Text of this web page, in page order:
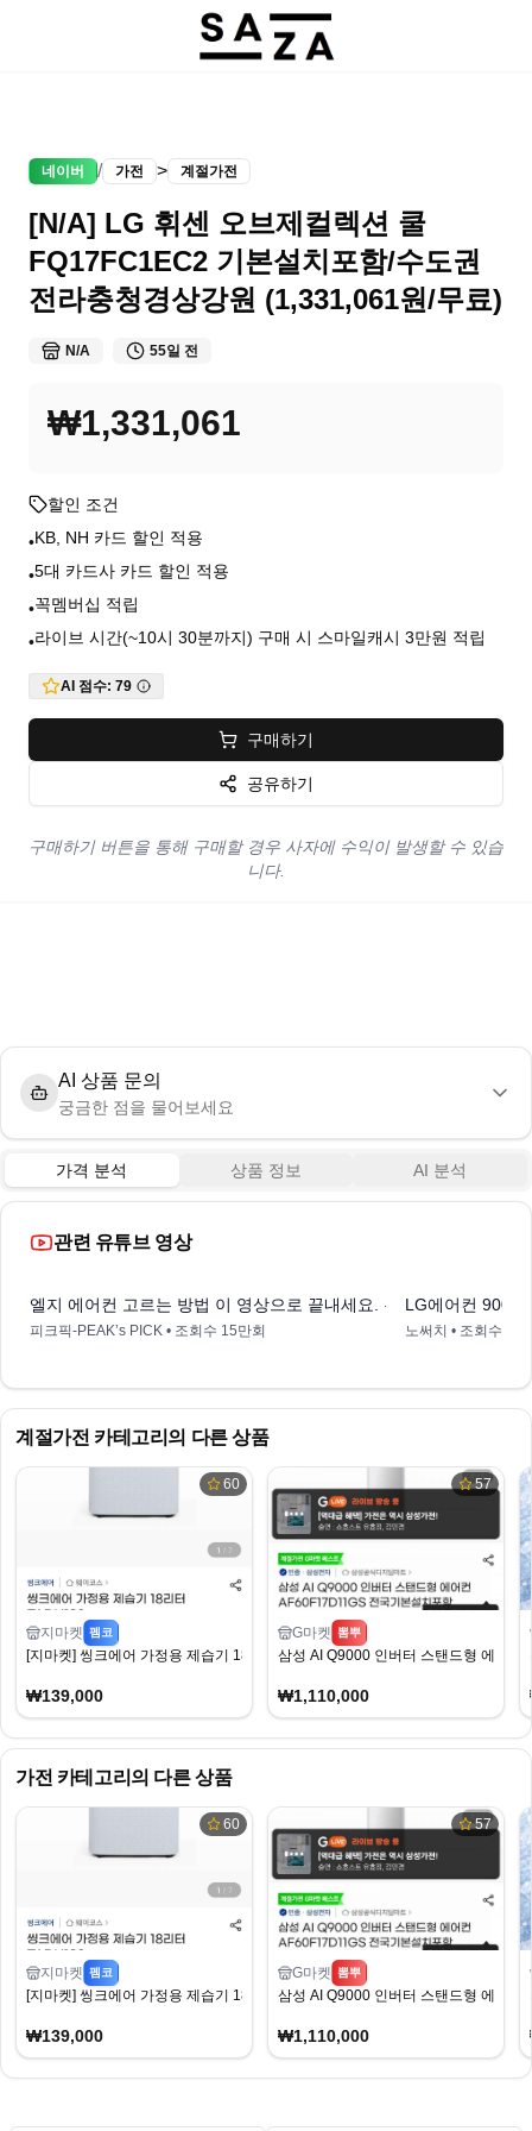
네이버 / 가전 > 계절가전
[N/A] LG 휘센 오브제컬렉션 쿨
FQ17FC1EC2 기본설치포함/수도권
전라충청경상강원 (1,331,061원/무료)
N/A 55일 전
₩1,331,061
할인 조건
•KB, NH 카드 할인 적용
•5대 카드사 카드 할인 적용
•꼭멤버십 적립
•라이브 시간(~10시 30분까지) 구매 시 스마일캐시 3만원 적립
AI 점수: 79
구매하기
공유하기
구매하기 버튼을 통해 구매할 경우 사자에 수익이 발생할 수 있습
니다.
AI 상품 문의
궁금한 점을 물어보세요
가격 분석 상품 정보 AI 분석
관련 유튜브 영상
엘지 에어컨 고르는 방법 이 영상으로 끝내세요. 무조건 봐야하는 에
피크픽-PEAK’s PICK • 조회수 15만회
LG에어컨 900
노써치 • 조회수
계절가전 카테고리의 다른 상품
60
지마켓 펨코
[지마켓] 씽크에어 가정용 제습기 18리터 TADH180 (139,000원) (무료)
₩139,000
57
G마켓 뽐뿌
삼성 AI Q9000 인버터 스탠드형 에어컨
₩1,110,000
가전 카테고리의 다른 상품
60
지마켓 펨코
[지마켓] 씽크에어 가정용 제습기 18리터 TADH180 (139,000원) (무료)
₩139,000
57
G마켓 뽐뿌
삼성 AI Q9000 인버터 스탠드형 에어컨
₩1,110,000